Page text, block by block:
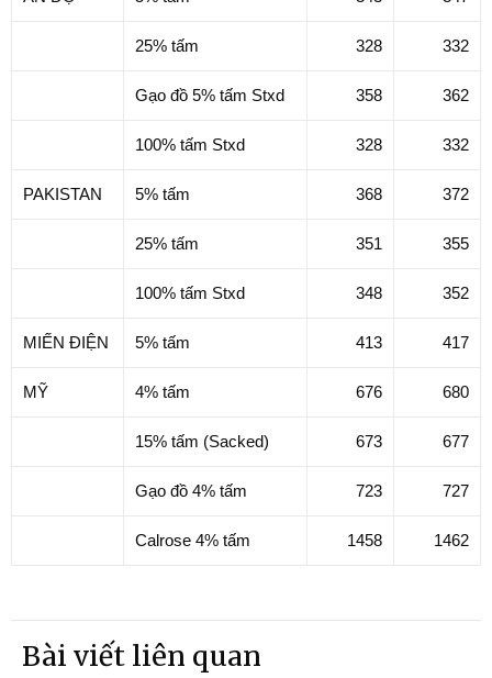
25% tấm 328 332
Gạo đồ 5% tấm Stxd 358 362
100% tấm Stxd 328 332
PAKISTAN 5% tấm 368 372
25% tấm 351 355
100% tấm Stxd 348 352
MIẾN ĐIỆN 5% tấm 413 417
MỸ 4% tấm 676 680
15% tấm (Sacked) 673 677
Gạo đồ 4% tấm 723 727
Calrose 4% tấm 1458 1462
Bài viết liên quan